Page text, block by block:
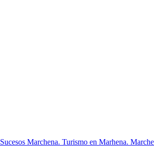
Marchena. Turismo en Marhena.